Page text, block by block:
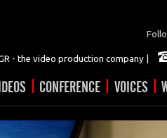
- the video production company |
| CONFERENCE | VOICES |